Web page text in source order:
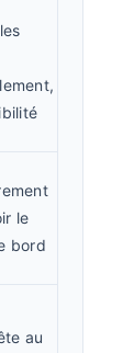
le
bord
au